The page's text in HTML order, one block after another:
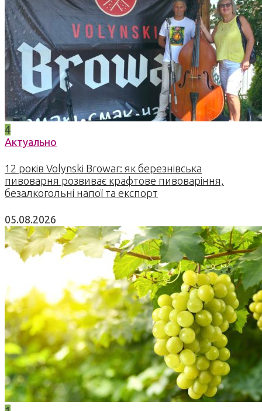
4
Актуально
12 років Volynski Browar: як березнівська
пивоварня розвиває крафтове пивоваріння,
безалкогольні напої та експорт
05.08.2026